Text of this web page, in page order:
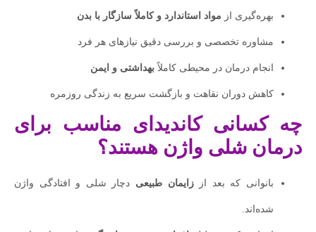
بهره‌گیری از مواد استاندارد و کاملاً سازگار با بدن
مشاوره تخصصی و بررسی دقیق نیازهای هر فرد
انجام درمان در محیطی کاملاً بهداشتی و ایمن
کاهش دوران نقاهت و بازگشت سریع به زندگی روزمره
چه کسانی کاندیدای مناسب برای
درمان شلی واژن هستند؟
بانوانی که بعد اززایمان طبیعی دچار شلی و افتادگی واژن
شده‌اند.